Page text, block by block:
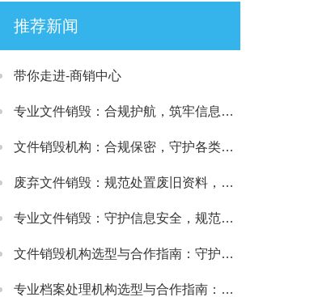
推荐新闻
带你走进-商销中心
专业文件销毁：合规护航，筑牢信息安全处置防线
文件销毁机构：合规保密，守护各类文件安全处置需求
废弃文件销毁：规范处置废旧资料，筑牢信息安全防线
专业文件销毁：守护信息安全，规范处理各类涉密载体
文件销毁机构选型与合作指南：守护文件安全与合规处置的可靠选择
专业档案处理机构选型与合作指南：守护档案安全与合规的可靠伙伴